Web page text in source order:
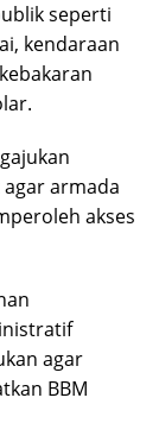
seperti
kendaraan
armada
akses
agar
BBM